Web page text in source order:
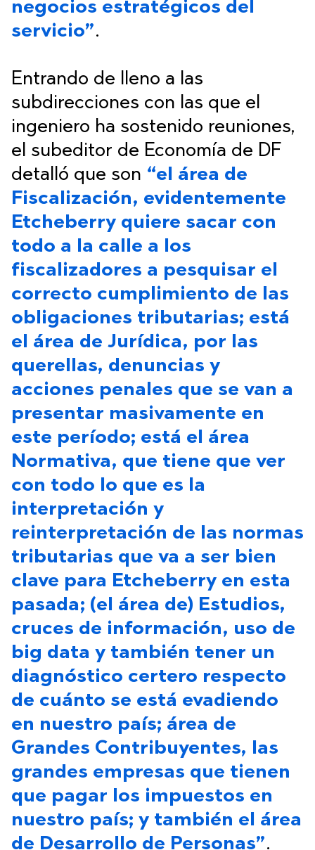
negocios estratégicos del
servicio”.
Entrando de lleno a las
subdirecciones con las que el
ingeniero ha sostenido reuniones,
el subeditor de Economía de DF
detalló que son “el área de
Fiscalización, evidentemente
Etcheberry quiere sacar con
todo a la calle a los
fiscalizadores a pesquisar el
correcto cumplimiento de las
obligaciones tributarias; está
el área de Jurídica, por las
querellas, denuncias y
acciones penales que se van a
presentar masivamente en
este período; está el área
Normativa, que tiene que ver
con todo lo que es la
interpretación y
reinterpretación de las normas
tributarias que va a ser bien
clave para Etcheberry en esta
pasada; (el área de) Estudios,
cruces de información, uso de
big data y también tener un
diagnóstico certero respecto
de cuánto se está evadiendo
en nuestro país; área de
Grandes Contribuyentes, las
grandes empresas que tienen
que pagar los impuestos en
nuestro país; y también el área
de Desarrollo de Personas”.